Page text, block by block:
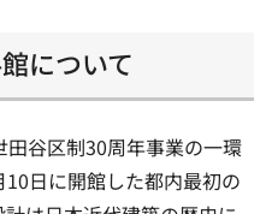
について
谷区制30周年事業の一環
日に開館した都内最初の